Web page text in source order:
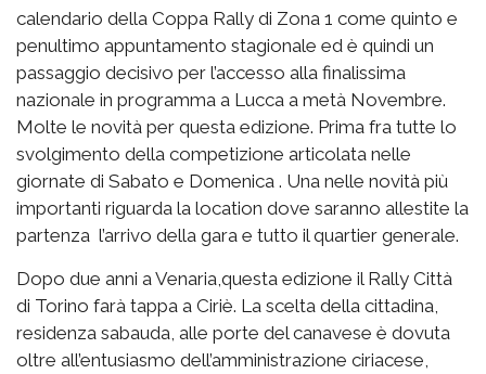
calendario della Coppa Rally di Zona 1 come quinto e
penultimo appuntamento stagionale ed è quindi un
passaggio decisivo per l’accesso alla finalissima
nazionale in programma a Lucca a metà Novembre.
Molte le novità per questa edizione. Prima fra tutte lo
svolgimento della competizione articolata nelle
giornate di Sabato e Domenica . Una nelle novità più
importanti riguarda la location dove saranno allestite la
partenza l’arrivo della gara e tutto il quartier generale.
Dopo due anni a Venaria,questa edizione il Rally Città
di Torino farà tappa a Ciriè. La scelta della cittadina,
residenza sabauda, alle porte del canavese è dovuta
oltre all’entusiasmo dell’amministrazione ciriacese,